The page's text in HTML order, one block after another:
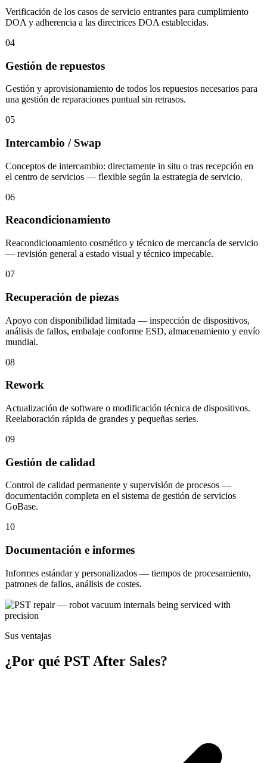
Verificación de los casos de servicio entrantes para cumplimiento
DOA y adherencia a las directrices DOA establecidas.
04
Gestión de repuestos
Gestión y aprovisionamiento de todos los repuestos necesarios para
una gestión de reparaciones puntual sin retrasos.
05
Intercambio / Swap
Conceptos de intercambio: directamente in situ o tras recepción en
el centro de servicios — flexible según la estrategia de servicio.
06
Reacondicionamiento
Reacondicionamiento cosmético y técnico de mercancía de servicio
— revisión general a estado visual y técnico impecable.
07
Recuperación de piezas
Apoyo con disponibilidad limitada — inspección de dispositivos,
análisis de fallos, embalaje conforme ESD, almacenamiento y envío
mundial.
08
Rework
Actualización de software o modificación técnica de dispositivos.
Reelaboración rápida de grandes y pequeñas series.
09
Gestión de calidad
Control de calidad permanente y supervisión de procesos —
documentación completa en el sistema de gestión de servicios
GoBase.
10
Documentación e informes
Informes estándar y personalizados — tiempos de procesamiento,
patrones de fallos, análisis de costes.
Sus ventajas
¿Por qué PST After Sales?